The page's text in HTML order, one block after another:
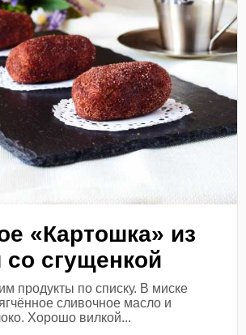
«Картошка» из
со сгущенкой
продукты по списку. В миске
сливочное масло и
Хорошо вилкой...